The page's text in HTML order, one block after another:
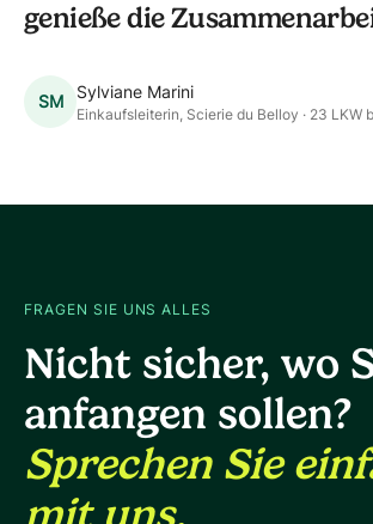
genieße die
SM Sylviane Marini
Einkaufsleiterin, Scierie du Belloy · 23 LKW
FRAGEN SIE UNS ALLES
Nicht sicher, wo
anfangen sollen?
Sprechen Sie